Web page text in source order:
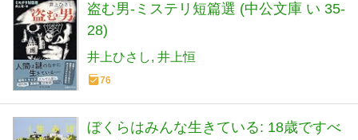
盗む男-ミステリ短篇選 (中公文庫 い 35-
28)
井上ひさし 井上恒
76
ぼくらはみんな生きている: 18歳ですべ